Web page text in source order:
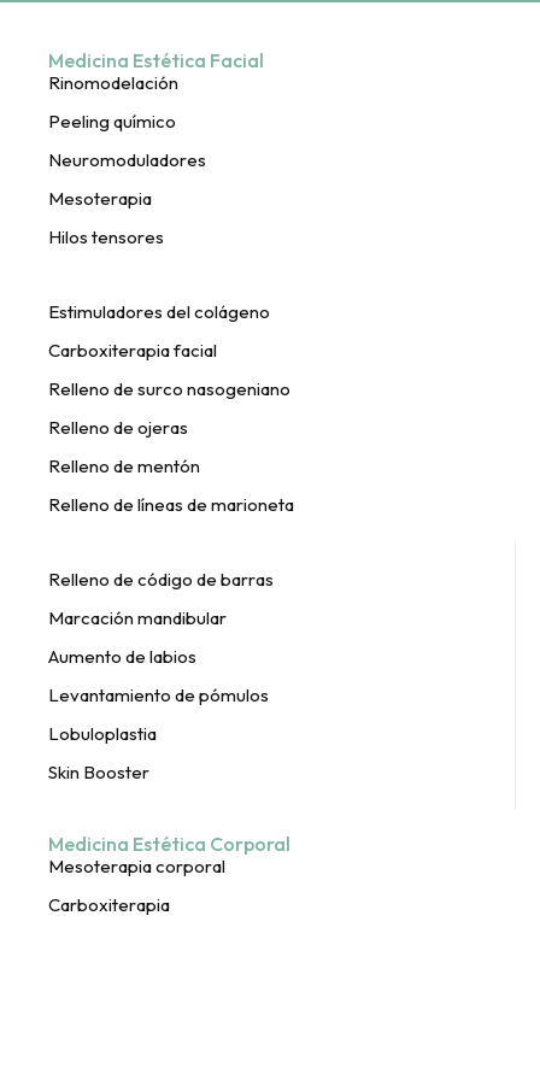
Medicina Estética Facial
Rinomodelación
Peeling químico
Neuromoduladores
Mesoterapia
Hilos tensores
Estimuladores del colágeno
Carboxiterapia facial
Relleno de surco nasogeniano
Relleno de ojeras
Relleno de mentón
Relleno de líneas de marioneta
Relleno de código de barras
Marcación mandibular
Aumento de labios
Levantamiento de pómulos
Lobuloplastia
Skin Booster
Medicina Estética Corporal
Mesoterapia corporal
Carboxiterapia